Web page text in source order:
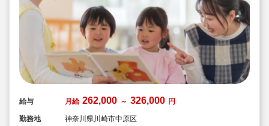
給与 月給 262,000 ～ 326,000 円
勤務地
神奈川県川崎市中原区